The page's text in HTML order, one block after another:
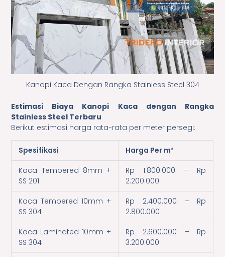
Kanopi Kaca Dengan Rangka Stainless Steel 304
Estimasi Biaya Kanopi Kaca dengan Rangka
Stainless Steel Terbaru
Berikut estimasi harga rata-rata per meter persegi:
Spesifikasi
Harga Per m²
Kaca Tempered 8mm +
SS 201
Rp 1.800.000 – Rp
2.200.000
Kaca Tempered 10mm +
SS 304
Rp 2.400.000 – Rp
2.800.000
Kaca Laminated 10mm +
SS 304
Rp 2.600.000 – Rp
3.200.000